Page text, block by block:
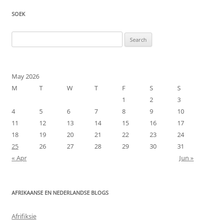
SOEK
for:
May 2026
M
T W T F S
S
1
2
3
4
5 6 7 8 9
10
11
12 13 14 15 16
17
18
19 20 21 22 23
24
25
26 27 28 29 30
31
« Apr
Jun »
AFRIKAANSE EN NEDERLANDSE BLOGS
Afrifiksie